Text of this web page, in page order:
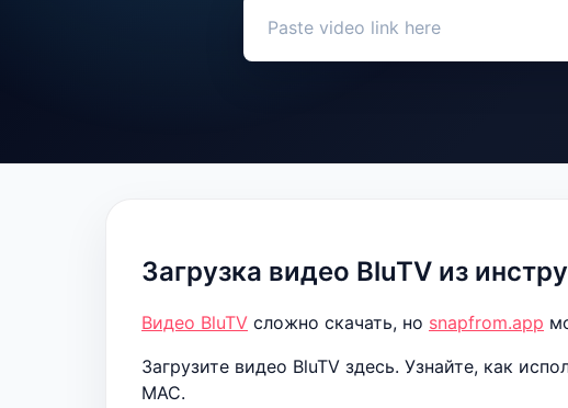
Загрузка видео BluTV из
Видео BluTV сложно скачать, но snapfrom.app
Загрузите видео BluTV здесь. Узнайте, как
MAC.